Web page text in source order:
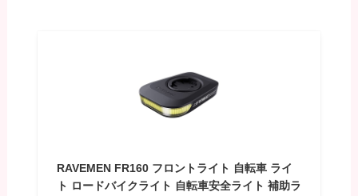
RAVEMEN FR160 フロントライト 自転車 ライ
ト ロードバイクライト 自転車安全ライト 補助ラ